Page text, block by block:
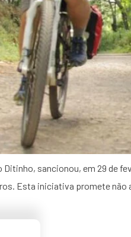
sancionou, em 29 de
Esta iniciativa promete